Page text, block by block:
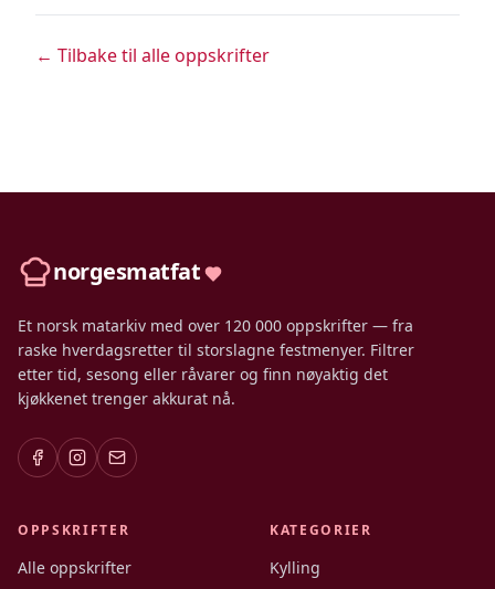
← Tilbake til alle oppskrifter
norgesmatfat
Et norsk matarkiv med over 120 000 oppskrifter — fra
raske hverdagsretter til storslagne festmenyer. Filtrer
etter tid, sesong eller råvarer og finn nøyaktig det
kjøkkenet trenger akkurat nå.
OPPSKRIFTER
Alle oppskrifter
KATEGORIER
Kylling